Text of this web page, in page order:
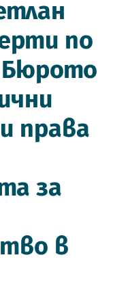
по
Бюрото
права
за
в